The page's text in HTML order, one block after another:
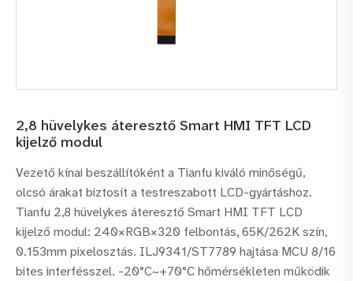
2,8 hüvelykes áteresztő Smart HMI TFT LCD
kijelző modul
Vezető kínai beszállítóként a Tianfu kiváló minőségű,
olcsó árakat biztosít a testreszabott LCD-gyártáshoz.
Tianfu 2,8 hüvelykes áteresztő Smart HMI TFT LCD
kijelző modul: 240×RGB×320 felbontás, 65K/262K szín,
0.153mm pixelosztás. ILJ9341/ST7789 hajtása MCU 8/16
bites interfésszel. -20°C~+70°C hőmérsékleten működik